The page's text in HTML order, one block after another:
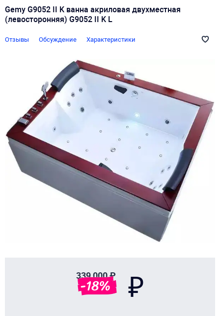
Gemy G9052 II K ванна акриловая двухместная
(левосторонняя) G9052 II K L
Отзывы Обсуждение Характеристики
339 000 ₽
-18% ₽